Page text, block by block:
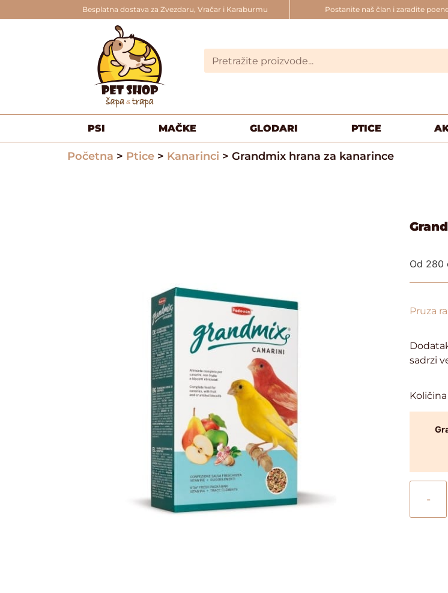
Besplatna dostava za Zvezdaru, Vračar i Karaburmu Postanite naš član i zaradite
PSI MAČKE GLODARI PTICE
Početna > Ptice > Kanarinci > Grandmix hrana za kanarince
Od 280
Pruza
sadrzi
Količina
-